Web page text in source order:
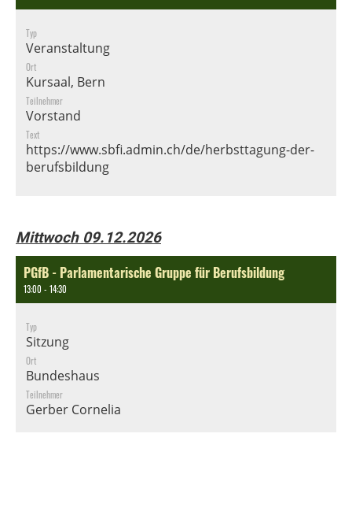
Typ
Veranstaltung
Ort
Kursaal, Bern
Teilnehmer
Vorstand
Text
https://www.sbfi.admin.ch/de/herbsttagung-der-
berufsbildung
Mittwoch 09.12.2026
PGfB - Parlamentarische Gruppe für Berufsbildung
13:00 - 14:30
Typ
Sitzung
Ort
Bundeshaus
Teilnehmer
Gerber Cornelia